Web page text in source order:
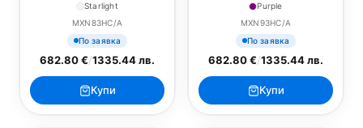
Starlight
MXN83HC/A
По заявка
682.80 €/1335.44 лв.
Купи
Purple
MXN93HC/A
По заявка
682.80 €/1335.44 лв.
Купи